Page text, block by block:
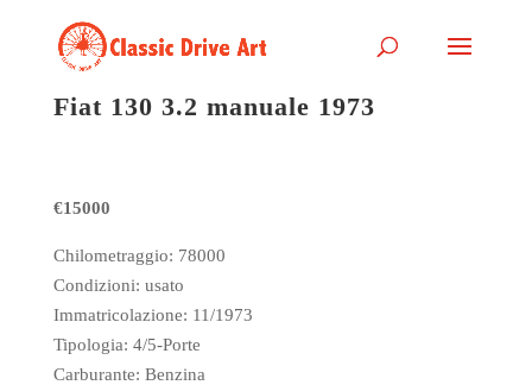
Fiat 130 3.2 manuale 1973
€15000
Chilometraggio: 78000
Condizioni: usato
Immatricolazione: 11/1973
Tipologia: 4/5-Porte
Carburante: Benzina